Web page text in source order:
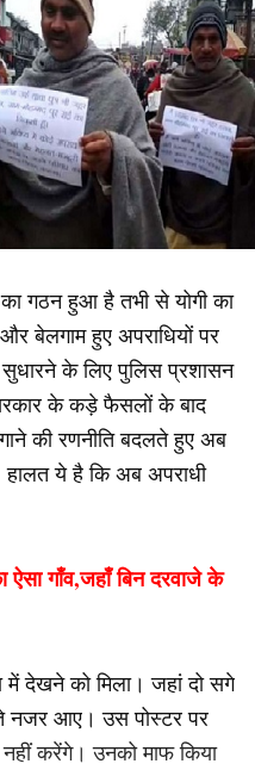
गठन हुआ है तभी से योगी का
बेलगाम हुए अपराधियों पर
के लिए पुलिस प्रशासन
के कड़े फैसलों के बाद
की रणनीति बदलते हुए अब
ये है कि अब अपराधी
ऐसा गाँव,जहाँ बिन दरवाजे के
में देखने को मिला। जहां दो सगे
नजर आए। उस पोस्टर पर
करेंगे। उनको माफ किया